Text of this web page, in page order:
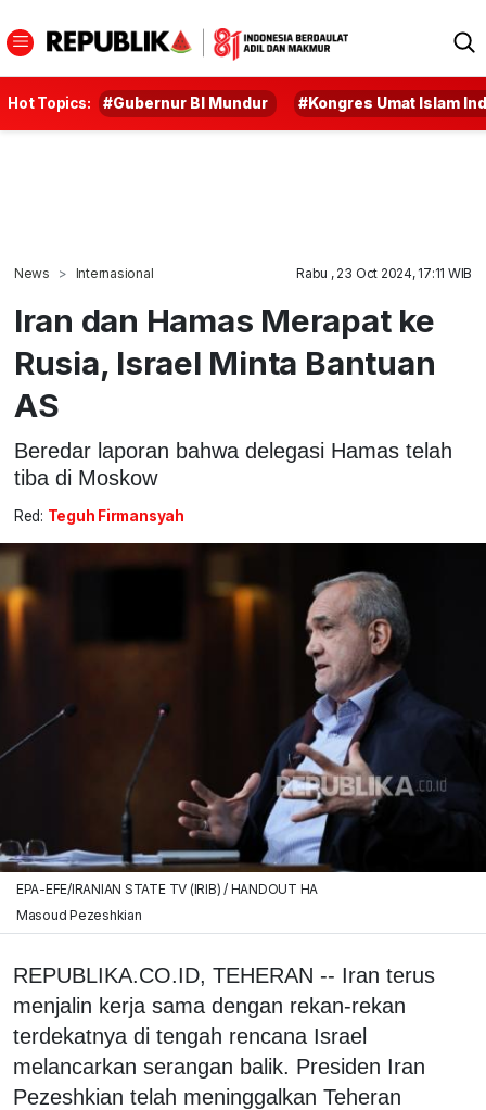
Hot Topics: #Gubernur BI Mundur #Kongres Umat Islam
News Internasional Rabu , 23 Oct 2024, 17:11 WIB
Iran dan Hamas Merapat ke
Rusia, Israel Minta Bantuan
AS
Beredar laporan bahwa delegasi Hamas telah
tiba di Moskow
Red: Teguh Firmansyah
EPA-EFE/IRANIAN STATE TV (IRIB) / HANDOUT HA
Masoud Pezeshkian
REPUBLIKA.CO.ID, TEHERAN -- Iran terus
menjalin kerja sama dengan rekan-rekan
terdekatnya di tengah rencana Israel
melancarkan serangan balik. Presiden Iran
Pezeshkian telah meninggalkan Teheran